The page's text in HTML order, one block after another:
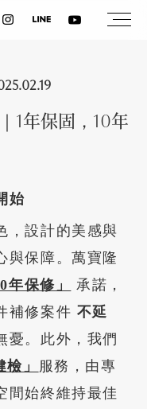
消息
講座
活動
絡我們
1年保固，10年
始
，設計的美感與
與保障。萬寶隆
年保修」
承諾，
補修案件 不延
憂。此外，我們
」
服務，由專
間始終維持最佳